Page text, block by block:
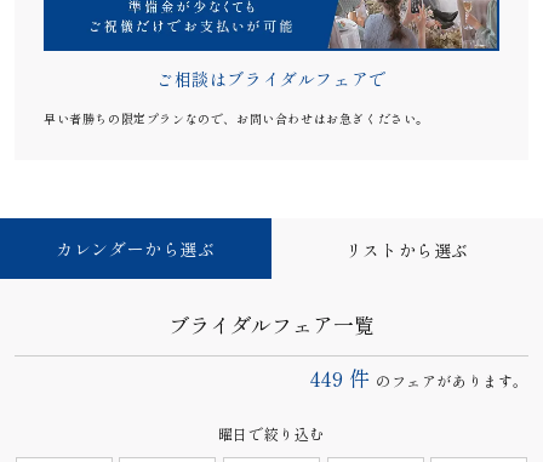
ご相談はブライダルフェアで
早い者勝ちの限定プランなので、お問い合わせはお急ぎください。
カレンダーから選ぶ リストから選ぶ
ブライダルフェア一覧
449 件 のフェアがあります。
曜日で絞り込む